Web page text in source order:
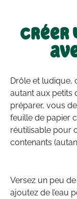
Créer
Drôle et ludique,
autant aux petits
préparer, vous
feuille de papier
réutilisable pour
contenants
Versez un peu
ajoutez de l’eau